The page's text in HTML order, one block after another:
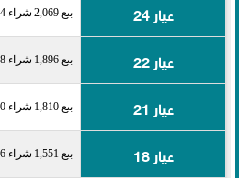
عيار 24
بيع 2,069 شراء 2,114
عيار 22 بيع 1,896 شراء 1,938
عيار 21 بيع 1,810 شراء 1,850
عيار 18 بيع 1,551 شراء 1,586